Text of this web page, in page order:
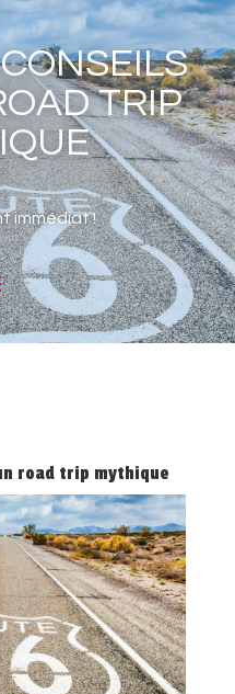
TRIP
immédiat !
road trip mythique